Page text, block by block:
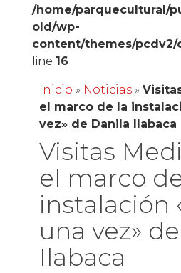
/home/parquecultural/
old/wp-
content/themes/pcdv2/
line 16
Inicio » Noticias»
el marco de la
vez» de Danila Ilabaca
Visitas
el marco
instalación
una vez»
Ilabaca